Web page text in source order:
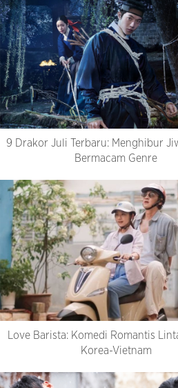
9 Drakor Juli Terbaru: Menghibur
Bermacam Genre
Love Barista: Komedi Romantis
Korea-Vietnam